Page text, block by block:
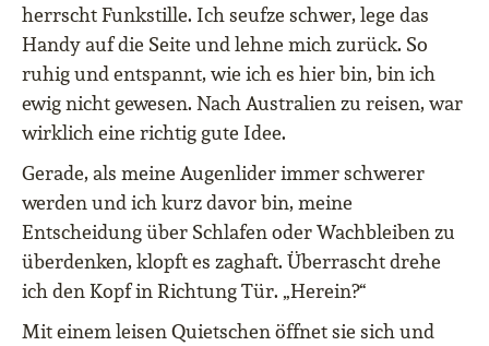
herrscht Funkstille. Ich seufze schwer, lege das
Handy auf die Seite und lehne mich zurück. So
ruhig und entspannt, wie ich es hier bin, bin ich
ewig nicht gewesen. Nach Australien zu reisen, war
wirklich eine richtig gute Idee.
Gerade, als meine Augenlider immer schwerer
werden und ich kurz davor bin, meine
Entscheidung über Schlafen oder Wachbleiben zu
überdenken, klopft es zaghaft. Überrascht drehe
ich den Kopf in Richtung Tür. „Herein?“
Mit einem leisen Quietschen öffnet sie sich und